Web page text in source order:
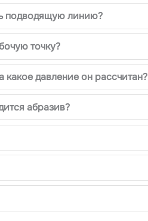
подводящую линию?
точку?
давление он рассчитан?
абразив?